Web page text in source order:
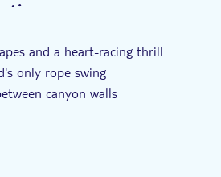
and a heart-racing thrill
only rope swing
canyon walls